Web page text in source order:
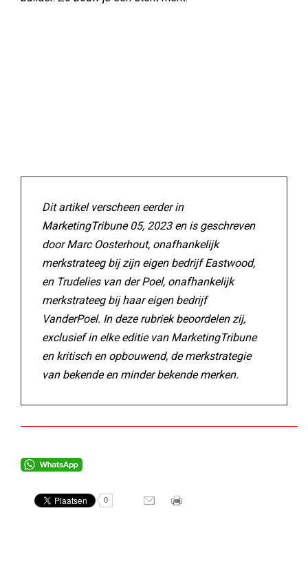
Dit artikel verscheen eerder in
MarketingTribune 05, 2023 en is geschreven
door Marc Oosterhout, onafhankelijk
merkstrateeg bij zijn eigen bedrijf Eastwood,
en Trudelies van der Poel, onafhankelijk
merkstrateeg bij haar eigen bedrijf
VanderPoel. In deze rubriek beoordelen zij,
exclusief in elke editie van MarketingTribune
en kritisch en opbouwend, de merkstrategie
van bekende en minder bekende merken.
0